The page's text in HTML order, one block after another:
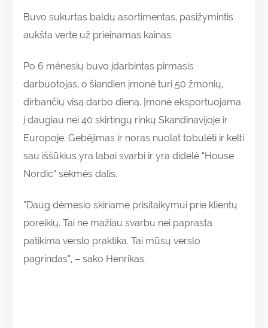
Buvo sukurtas baldų asortimentas, pasižymintis
aukšta verte už prieinamas kainas.
Po 6 mėnesių buvo įdarbintas pirmasis
darbuotojas, o šiandien įmonė turi 50 žmonių,
dirbančių visą darbo dieną. Įmonė eksportuojama
į daugiau nei 40 skirtingų rinkų Skandinavijoje ir
Europoje. Gebėjimas ir noras nuolat tobulėti ir kelti
sau iššūkius yra labai svarbi ir yra didelė “House
Nordic” sėkmės dalis.
“Daug dėmesio skiriame prisitaikymui prie klientų
poreikių. Tai ne mažiau svarbu nei paprasta
patikima verslo praktika. Tai mūsų verslo
pagrindas”, – sako Henrikas.